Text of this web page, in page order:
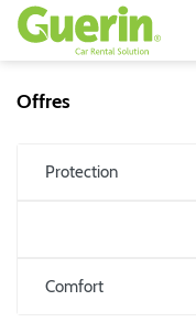
Offres
Protection
Comfort